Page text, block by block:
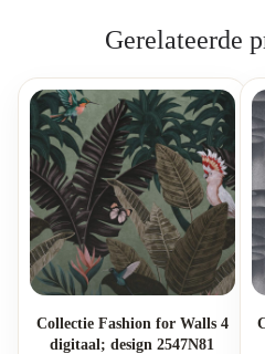
Gerelateerde
Collectie Fashion for Walls 4
digitaal; design 2547N81